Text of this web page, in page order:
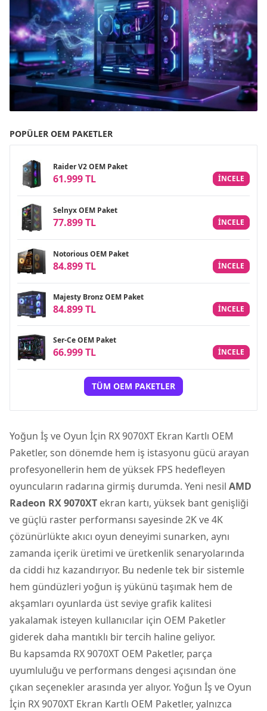
POPÜLER OEM PAKETLER
Raider V2 OEM Paket
61.999 TL INCELE
Selnyx OEM Paket
77.899 TL INCELE
Notorious OEM Paket
84.899 TL INCELE
Majesty Bronz OEM Paket
84.899 TL INCELE
Ser-Ce OEM Paket
66.999 TL INCELE
TÜM OEM PAKETLER
Yoğun İş ve Oyun İçin RX 9070XT Ekran Kartlı OEM
Paketler, son dönemde hem iş istasyonu gücü arayan
profesyonellerin hem de yüksek FPS hedefleyen
oyuncuların radarına girmiş durumda. Yeni nesil AMD
Radeon RX 9070XT ekran kartı, yüksek bant genişliği
ve güçlü raster performansı sayesinde 2K ve 4K
çözünürlükte akıcı oyun deneyimi sunarken, aynı
zamanda içerik üretimi ve üretkenlik senaryolarında
da ciddi hız kazandırıyor. Bu nedenle tek bir sistemle
hem gündüzleri yoğun iş yükünü taşımak hem de
akşamları oyunlarda üst seviye grafik kalitesi
yakalamak isteyen kullanıcılar için OEM Paketler
giderek daha mantıklı bir tercih haline geliyor.
Bu kapsamda RX 9070XT OEM Paketler, parça
uyumluluğu ve performans dengesi açısından öne
çıkan seçenekler arasında yer alıyor. Yoğun İş ve Oyun
İçin RX 9070XT Ekran Kartlı OEM Paketler, yalnızca